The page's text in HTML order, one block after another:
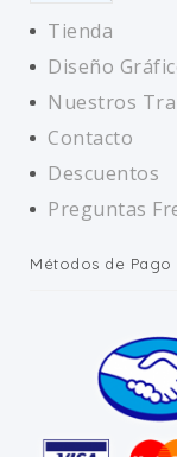
Tienda
Diseño
Nuestros
Contacto
Descuentos
Preguntas
Métodos de Pago